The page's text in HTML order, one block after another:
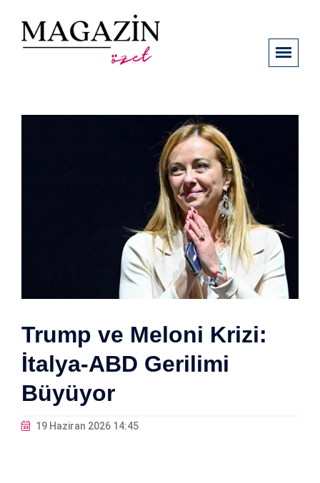
Trump ve Meloni Krizi:
İtalya-ABD Gerilimi
Büyüyor
19 Haziran 2026 14:45